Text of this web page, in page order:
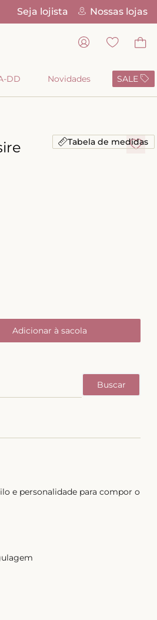
Parcelamento em 6x sem juros no
Seja lojista Nossas lojas
DD Novidades SALE
Tabela de medidas
Adicionar à sacola
e personalidade para compor o